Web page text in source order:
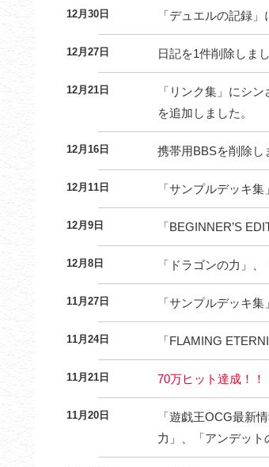
12月30日 「デュエルの記録
12月27日 日記を1件削除しまし
12月21日
「リンク集」にシ
を追加しました。
12月16日 携帯用BBSを削除し
12月11日 「サンプルデッキ
12月9日 「BEGINNER’S
12月8日 「ドラゴンの力」
11月27日 「サンプルデッキ
11月24日 「FLAMING
11月21日 70万ヒット達成！！
11月20日
「遊戯王OCG最新
力」、「アンデット